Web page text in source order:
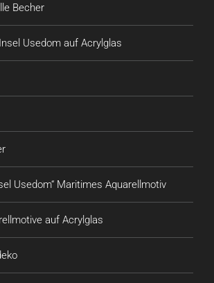
Becher
Usedom auf Acrylglas
Usedom“ Maritimes Aquarellmotiv
auf Acrylglas